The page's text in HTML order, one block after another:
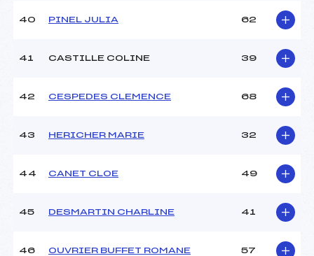
40 PINEL JULIA 62
41 CASTILLE COLINE 39
42 CESPEDES CLEMENCE 68
43 HERICHER MARIE 32
44 CANET CLOE 49
45 DESMARTIN CHARLINE 41
46 OUVRIER BUFFET ROMANE 57